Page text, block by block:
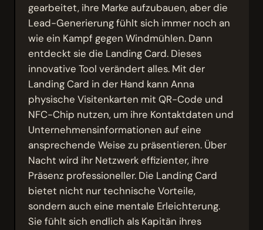
gearbeitet, ihre Marke aufzubauen, aber die
Lead-Generierung fühlt sich immer noch an
wie ein Kampf gegen Windmühlen. Dann
entdeckt sie die Landing Card. Dieses
innovative Tool verändert alles. Mit der
Landing Card in der Hand kann Anna
physische Visitenkarten mit QR-Code und
NFC-Chip nutzen, um ihre Kontaktdaten und
Unternehmensinformationen auf eine
ansprechende Weise zu präsentieren. Über
Nacht wird ihr Netzwerk effizienter, ihre
Präsenz professioneller. Die Landing Card
bietet nicht nur technische Vorteile,
sondern auch eine mentale Erleichterung.
Sie fühlt sich endlich als Kapitän ihres